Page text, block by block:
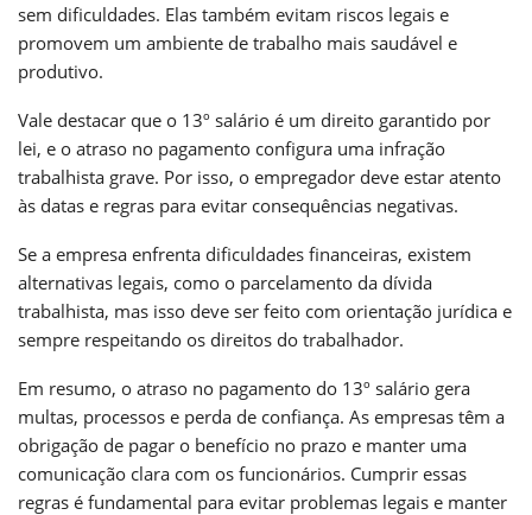
sem dificuldades. Elas também evitam riscos legais e
promovem um ambiente de trabalho mais saudável e
produtivo.
Vale destacar que o 13º salário é um direito garantido por
lei, e o atraso no pagamento configura uma infração
trabalhista grave. Por isso, o empregador deve estar atento
às datas e regras para evitar consequências negativas.
Se a empresa enfrenta dificuldades financeiras, existem
alternativas legais, como o parcelamento da dívida
trabalhista, mas isso deve ser feito com orientação jurídica e
sempre respeitando os direitos do trabalhador.
Em resumo, o atraso no pagamento do 13º salário gera
multas, processos e perda de confiança. As empresas têm a
obrigação de pagar o benefício no prazo e manter uma
comunicação clara com os funcionários. Cumprir essas
regras é fundamental para evitar problemas legais e manter